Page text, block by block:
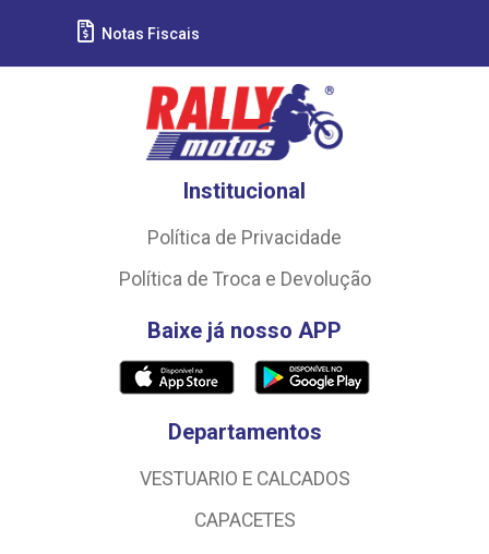
Notas Fiscais
Institucional
Política de Privacidade
Política de Troca e Devolução
Baixe já nosso APP
Departamentos
VESTUARIO E CALCADOS
CAPACETES